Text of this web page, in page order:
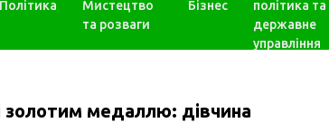
Політика
Мистецтво
та розваги
Бізнес
політика та
державне
управління
золотим медаллю: дівчина